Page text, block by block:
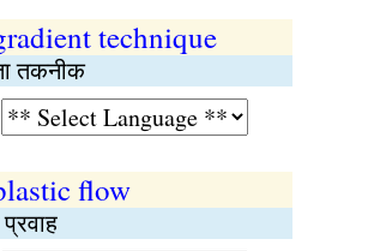
technique
तकनीक
flow